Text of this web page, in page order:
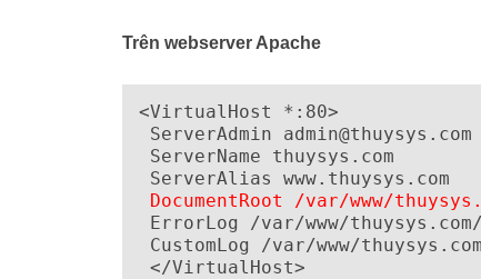
Trên webserver Apache
<VirtualHost *:80>
ServerAdmin admin@thuysys.com
ServerName thuysys.com
ServerAlias www.thuysys.com
DocumentRoot /var/www/
ErrorLog /var/www/
CustomLog /var/www/
</VirtualHost>